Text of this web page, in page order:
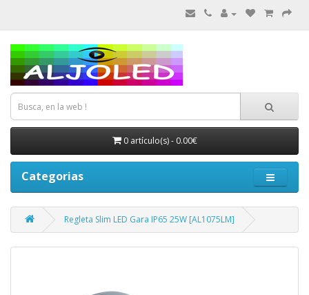
0 artículo(s) - 0.00€
Categorias
Regleta Slim LED Gara IP65 25W [AL1075LM]